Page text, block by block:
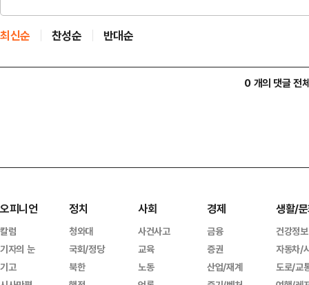
최신순 찬성순 반대순
0 개의 댓글 전
오피니언
칼럼
기자의 눈
기고
정치
청와대
국회/정당
북한
사회
사건사고
교육
노동
경제
금융
증권
산업/재계
생활/
건강정보
자동차/
도로/교